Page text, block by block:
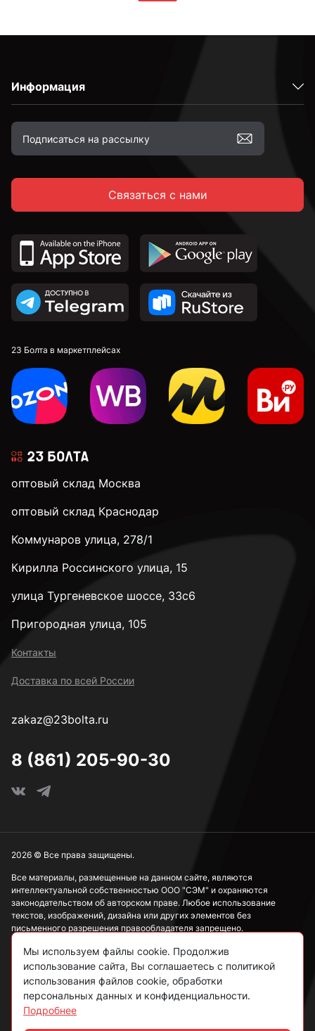
Информация
Связаться с нами
23 Болта в маркетплейсах
оптовый склад Москва
оптовый склад Краснодар
Коммунаров улица, 278/1
Кирилла Россинского улица, 15
улица Тургеневское шоссе, 33с6
Пригородная улица, 105
Контакты
Доставка по всей России
zakaz@23bolta.ru
8 (861) 205-90-30
Все материалы, размещенные на данном сайте, являются
интеллектуальной собственностью ООО "СЭМ" и охраняются
законодательством об авторском праве. Любое использование
текстов, изображений, дизайна или других элементов без
письменного разрешения правообладателя запрещено.
Информация, представленная на сайте, носит исключительно
ознакомительный характер и не может рассматриваться как
публичная оферта в соответствии со ст. 437 ГК РФ.
Политика конфиденциальности
2026 © Все права защищены.
Мы используем файлы cookie. Продолжив
использование сайта, Вы соглашаетесь с политикой
использования файлов cookie, обработки
персональных данных и конфиденциальности.
Подробнее